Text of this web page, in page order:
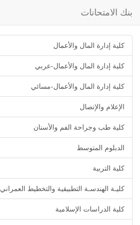
بنك الامتحانات
كلية إدارة المال والأعمال
كلية إدارة المال والأعمال-عربي
كلية إدارة المال والأعمال-مسائي
الإعلام والإتصال
كلية طب وجراحة الفم والأسنان
الدبلوم المتوسط
كلية التربية
كليـة الهندسـة التطبيقية والتخطيط العمراني
كلية الدراسات الإسلامية